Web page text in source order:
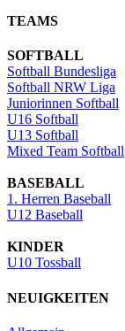
TEAMS
SOFTBALL
Softball Bundesliga
Softball NRW Liga
Juniorinnen Softball
U16 Softball
U13 Softball
Mixed Team Softball
BASEBALL
1. Herren Baseball
U12 Baseball
KINDER
U10 Tossball
NEUIGKEITEN